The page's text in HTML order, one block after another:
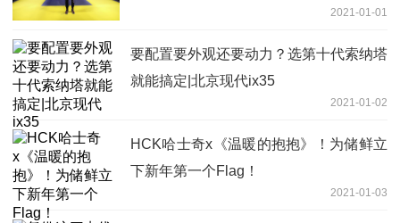
2021-01-01
要配置要外观还要动力？选第十代索纳塔
就能搞定|北京现代ix35
2021-01-02
HCK哈士奇x《温暖的抱抱》！为储鲜立
下新年第一个Flag！
2021-01-03